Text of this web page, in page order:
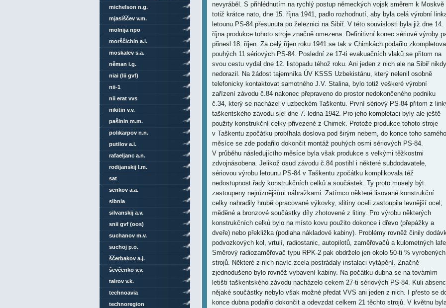
nevyráběl. S přihlédnutím na rychlý postup německých vojsk směrem k Moskvě
totiž krátce nato, dne 15. října 1941, padlo rozhodnutí, aby byla celá výrobní
letounu PS-84 přesunuta po železnici na Sibiř. V této souvislosti byla již dne 14.
října produkce tohoto stroje značně omezena. Definitivní konec sériové výroby
přinesl 18. říjen. Za celý říjen roku 1941 se tak v Chimkách podařilo
pouhých 11 sériových PS-84. Poslední ze 17-ti evakuačních vlaků se přitom na
svou cestu vydal dne 12. listopadu téhož roku. Ani jeden z nich ale na Sibiř nikdy
nedorazil. Na žádost tajemníka ÚV KSSS Uzbekistánu, který nelenil osobně
telefonicky kontaktovat samotného J.V. Stalina, bylo totiž veškeré výrobní
zařízení závodu č.84 nakonec přepraveno do prostor nedokončeného podniku
č.34, který se nacházel v uzbeckém Taškentu. První sériový PS-84 přitom z
taškentského závodu sjel dne 7. ledna 1942. Pro jeho kompletaci byly ale ještě
použity konstrukční celky přivezené z Chimek. Protože produkce tohoto stroje
v Taškentu zpočátku probíhala doslova pod širým nebem, do konce toho samého
měsíce se zde podařilo dokončit montáž pouhých osmi sériových PS-84.
V průběhu následujícího měsíce byla však produkce s velkými těžkostmi
zdvojnásobena. Jelikož osud závodu č.84 postihl i některé subdodavatele,
sériovou výrobu letounu PS-84 v Taškentu zpočátku komplikovala též
nedostupnost řady konstrukčních celků a součástek. Ty proto musely být
zastoupeny nejrůznějšími náhražkami. Zatímco některé lisované konstrukční
celky nahradily hrubě opracované výkovky, slitiny oceli zastoupila levnější ocel,
měděné a bronzové součástky díly zhotovené z litiny. Pro výrobu některých
konstrukčních celků bylo na místo kovu použito dokonce i dřevo (přepážky a
dveře) nebo překližka (podlaha nákladové kabiny). Problémy rovněž činily
podvozkových kol, vrtulí, radiostanic, autopilotů, zaměřovačů a kulometných
Směrový radiozaměřovač typu RPK-2 pak obdrželo jen okolo 50-ti % vyrobených
strojů. Některé z nich navíc zcela postrádaly instalaci vytápění. Značně
zjednodušeno bylo rovněž vybavení kabiny. Na počátku dubna se na továrním
letišti taškentského závodu nacházelo cekem 27-ti sériových PS-84. Kuli
nějaké součástky nebylo však možné předat VVS ani jeden z nich. I přesto se
konce dubna podařilo dokončit a odevzdat celkem 21 těchto strojů. V květnu
michelson n.g.
mjasiščev v.m.
molnija npo
morščichin a.i.
moskalev s.a.
něman i.g.
niai (lii gvf)
nii-1
nii erat vvs
nikitin v.v.
pašinin m.m.
polikarpov n.n.
putilov a.i.
rafaeljanc a.n.
rodijanskij l.m.
sat
senkov a.a.
sibnia
silvanskij a.v.
snii gvf (oos)
suchanov m.v.
suchoj p.o.
ščerbakov a.j.
ševčenko v.v.
tairov v.k.
technoavia
technoregion